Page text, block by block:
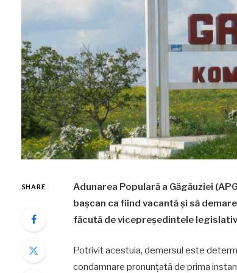
SHARE
Adunarea Populară a Găgăuziei
bașcan ca fiind vacantă și să
făcută de vicepreședintele
Potrivit acestuia, demersul este
condamnare pronunțată de prima